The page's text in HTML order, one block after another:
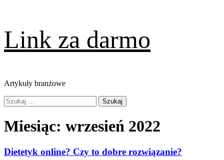
content
Link za darmo
Artykuły branżowe
Primary
Menu
Szukaj:
Miesiąc: wrzesień 2022
Dietetyk online? Czy to dobre rozwiązanie?